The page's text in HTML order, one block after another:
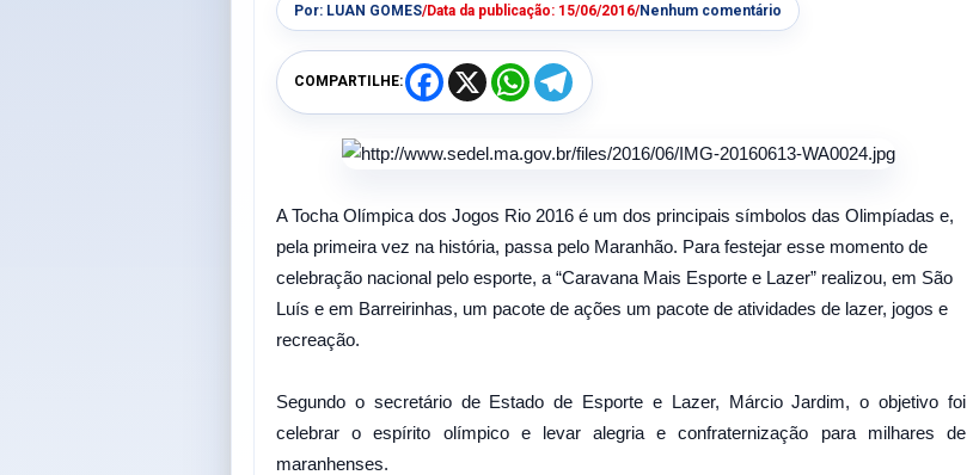
Por: LUAN GOMES/Data da publicação: 15/06/2016/Nenhum comentário
COMPARTILHE:
F
a
c
b
X
W
h
a
s
A
p
l
g
m
A Tocha Olímpica dos Jogos Rio 2016 é um dos principais símbolos das Olimpíadas e,
pela primeira vez na história, passa pelo Maranhão. Para festejar esse momento de
celebração nacional pelo esporte, a “Caravana Mais Esporte e Lazer” realizou, em São
Luís e em Barreirinhas, um pacote de ações um pacote de atividades de lazer, jogos e
recreação.
Segundo o secretário de Estado de Esporte e Lazer, Márcio Jardim, o objetivo foi
celebrar o espírito olímpico e levar alegria e confraternização para milhares de
maranhenses.